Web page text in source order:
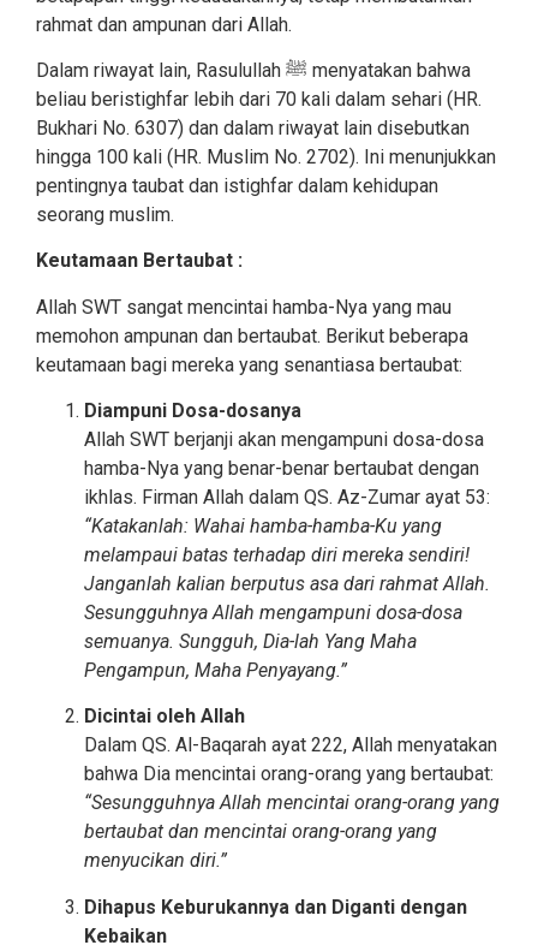
rahmat dan ampunan dari Allah.
Dalam riwayat lain, Rasulullah ﷺ menyatakan bahwa
beliau beristighfar lebih dari 70 kali dalam sehari (HR.
Bukhari No. 6307) dan dalam riwayat lain disebutkan
hingga 100 kali (HR. Muslim No. 2702). Ini menunjukkan
pentingnya taubat dan istighfar dalam kehidupan
seorang muslim.
Keutamaan Bertaubat :
Allah SWT sangat mencintai hamba-Nya yang mau
memohon ampunan dan bertaubat. Berikut beberapa
keutamaan bagi mereka yang senantiasa bertaubat:
Diampuni Dosa-dosanya
Allah SWT berjanji akan mengampuni dosa-dosa
hamba-Nya yang benar-benar bertaubat dengan
ikhlas. Firman Allah dalam QS. Az-Zumar ayat 53:
“Katakanlah: Wahai hamba-hamba-Ku yang
melampaui batas terhadap diri mereka sendiri!
Janganlah kalian berputus asa dari rahmat Allah.
Sesungguhnya Allah mengampuni dosa-dosa
semuanya. Sungguh, Dia-lah Yang Maha
Pengampun, Maha Penyayang.”
Dicintai oleh Allah
Dalam QS. Al-Baqarah ayat 222, Allah menyatakan
bahwa Dia mencintai orang-orang yang bertaubat:
“Sesungguhnya Allah mencintai orang-orang yang
bertaubat dan mencintai orang-orang yang
menyucikan diri.”
Dihapus Keburukannya dan Diganti dengan
Kebaikan